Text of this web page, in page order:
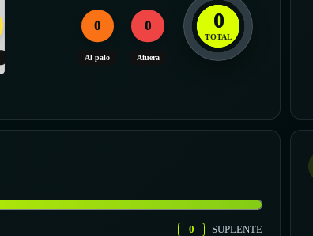
0
Al palo
0
Afuera
0
TOTAL
0 SUPLENTE